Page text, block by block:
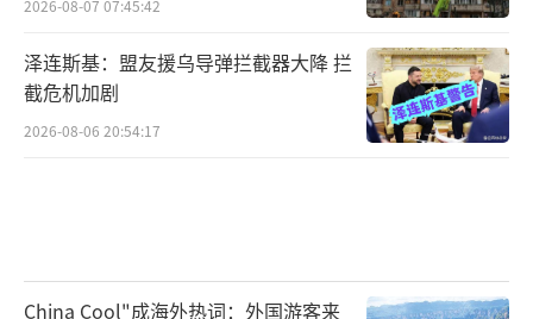
2026-08-07 07:45:42
泽连斯基：盟友援乌导弹拦截器大降 拦
截危机加剧
2026-08-06 20:54:17
China Cool"成海外热词：外国游客来